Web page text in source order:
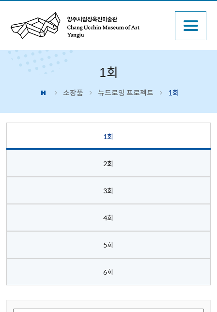
1회
소장품 뉴드로잉 프로젝트 1회
1회
2회
3회
4회
5회
6회